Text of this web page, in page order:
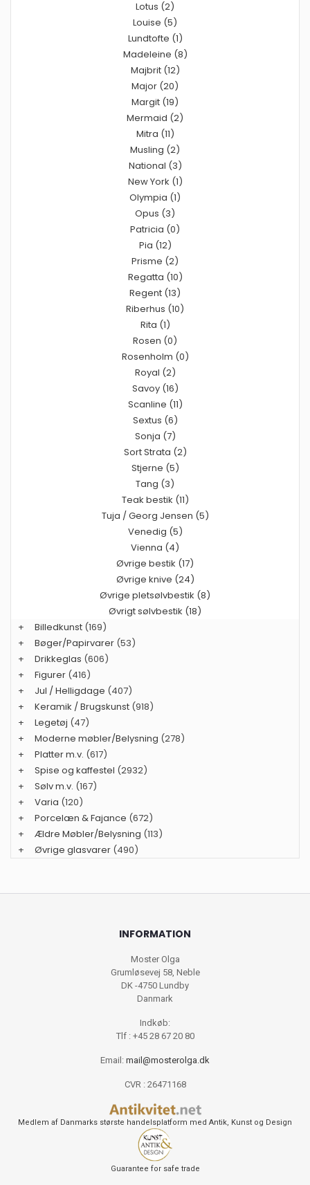
Lotus (2)
Louise (5)
Lundtofte (1)
Madeleine (8)
Majbrit (12)
Major (20)
Margit (19)
Mermaid (2)
Mitra (11)
Musling (2)
National (3)
New York (1)
Olympia (1)
Opus (3)
Patricia (0)
Pia (12)
Prisme (2)
Regatta (10)
Regent (13)
Riberhus (10)
Rita (1)
Rosen (0)
Rosenholm (0)
Royal (2)
Savoy (16)
Scanline (11)
Sextus (6)
Sonja (7)
Sort Strata (2)
Stjerne (5)
Tang (3)
Teak bestik (11)
Tuja / Georg Jensen (5)
Venedig (5)
Vienna (4)
Øvrige bestik (17)
Øvrige knive (24)
Øvrige pletsølvbestik (8)
Øvrigt sølvbestik (18)
+
Billedkunst (169)
+
Bøger/Papirvarer (53)
+
Drikkeglas (606)
+
Figurer (416)
+
Jul / Helligdage (407)
+
Keramik / Brugskunst (918)
+
Legetøj (47)
+
Moderne møbler/Belysning (278)
+
Platter m.v. (617)
+
Spise og kaffestel (2932)
+
Sølv m.v. (167)
+
Varia (120)
+
Porcelæn & Fajance (672)
+
Ældre Møbler/Belysning (113)
+
Øvrige glasvarer (490)
INFORMATION
Moster Olga
Grumløsevej 58, Neble
DK -4750 Lundby
Danmark
Indkøb:
Tlf : +45 28 67 20 80
Email: mail@mosterolga.dk
CVR : 26471168
Medlem af Danmarks største handelsplatform med Antik, Kunst og Design
Guarantee for safe trade